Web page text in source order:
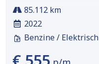
85.112 km
2022
Benzine / Elektrisch